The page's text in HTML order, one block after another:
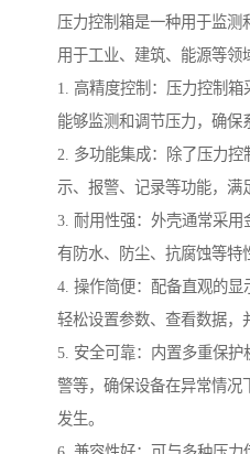
压力控制箱是一种用于监测
用于工业、建筑、能源等领
1. 高精度控制：压力控制箱
能够监测和调节压力，确保
2. 多功能集成：除了压力控
示、报警、记录等功能，满
3. 耐用性强：外壳通常采
有防水、防尘、抗腐蚀等特
4. 操作简便：配备直观的
轻松设置参数、查看数据，
5. 安全可靠：内置多重保
警等，确保设备在异常情况
发生。